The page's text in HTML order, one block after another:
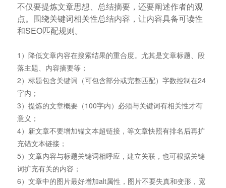
不仅要提炼文章思想、总结摘要，还要阐述作者的观
点。围绕关键词相关性总结内容，让内容具备可读性
和SEO匹配规则。
1）降低文章内容在搜索结果的重合度。尤其是文章标题、段
落主题、内容摘要等；
2）标题包含关键词（可包含部分或完整匹配）字数控制在24
字内；
3）提炼的文章概要（100字内）必须与关键词有相关性才有
意义；
4）新文章不要增加锚文本超链接，等文章快照有排名后再扩
充锚文本链接；
5）文章内容与标题关键词相呼应，建立关联，也可根据关键
词扩充有关的内容；
6）文章中的图片最好增加alt属性，图片不要失真和变形，宽